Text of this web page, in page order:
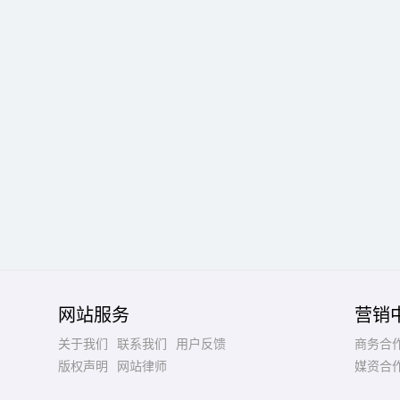
网站服务
关于我们 联系我们
用户反馈
版权声明
网站律师
营销
商务合
媒资合